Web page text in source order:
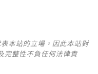
本站的立場。因此本站對
完整性不負任何法律責